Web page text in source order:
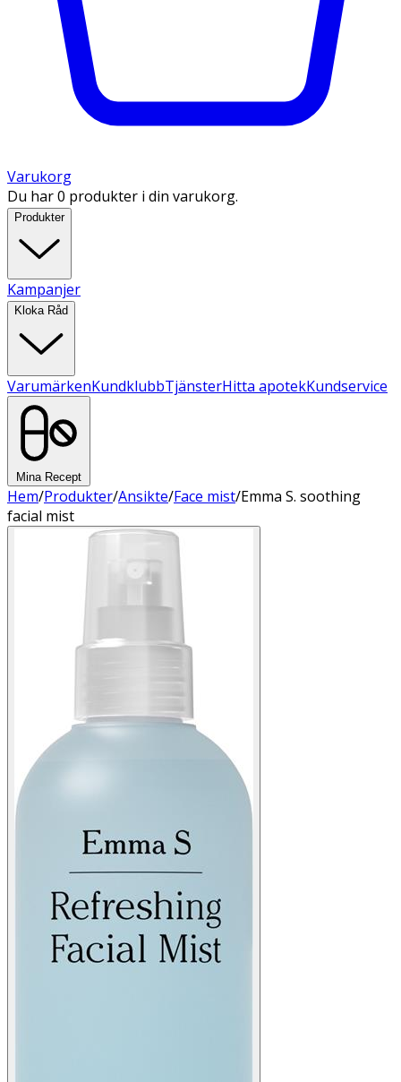
Varukorg
Du har 0 produkter i din varukorg.
Produkter
Kampanjer
Kloka Råd
VarumärkenKundklubbTjänsterHitta apotekKundservice
Mina Recept
Hem/Produkter/Ansikte/Face mist/Emma S. soothing
facial mist